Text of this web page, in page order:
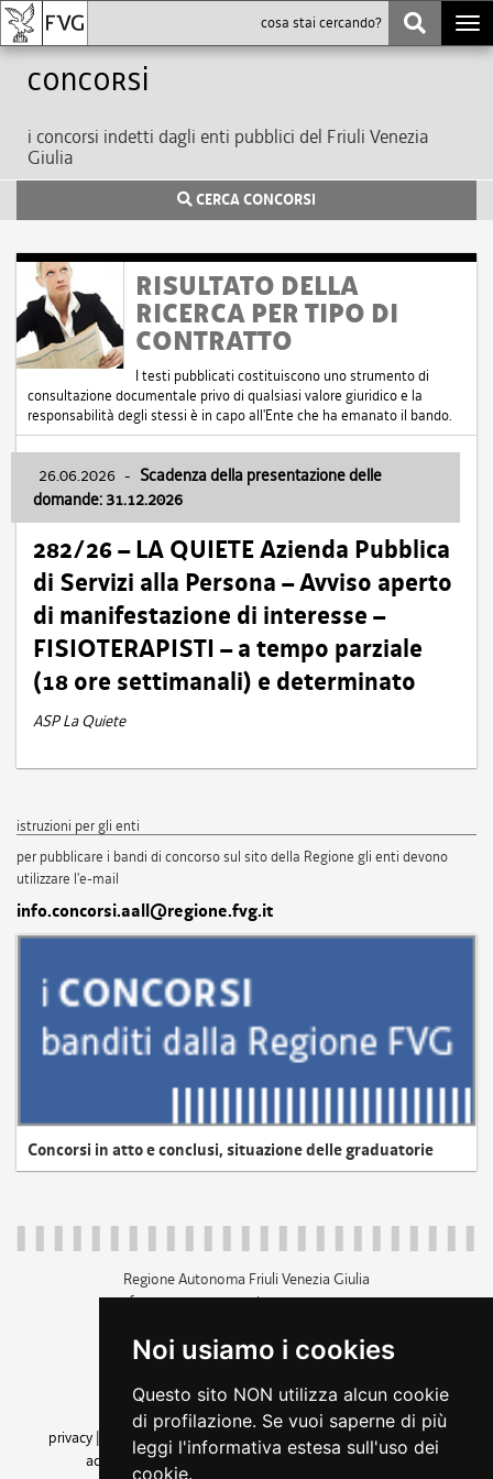
Noi usiamo i cookies
Questo sito NON utilizza alcun cookie
di profilazione. Se vuoi saperne di più
leggi l'informativa estesa sull'uso dei
cookie.
Concorsi
i concorsi indetti dagli enti pubblici del Friuli Venezia
Giulia
CERCA CONCORSI
RISULTATO DELLA
RICERCA PER TIPO DI
CONTRATTO
I testi pubblicati costituiscono uno strumento di
consultazione documentale privo di qualsiasi valore giuridico e la
responsabilità degli stessi è in capo all'Ente che ha emanato il bando.
26.06.2026 - Scadenza della presentazione delle
domande: 31.12.2026
282/26 – LA QUIETE Azienda Pubblica
di Servizi alla Persona – Avviso aperto
di manifestazione di interesse –
FISIOTERAPISTI – a tempo parziale
(18 ore settimanali) e determinato
ASP La Quiete
istruzioni per gli enti
per pubblicare i bandi di concorso sul sito della Regione gli enti devono
utilizzare l'e-mail
info.concorsi.aall@regione.fvg.it
Concorsi in atto e conclusi, situazione delle graduatorie
Regione Autonoma Friuli Venezia Giulia
c.f. 80014930327; p.iva 00526040324
+39 040 3771111
amministrazione trasparente
privacy
cookie |note legali accessibilità
dichiarazione di
accessibilità| feedback cambio preferenze cookie